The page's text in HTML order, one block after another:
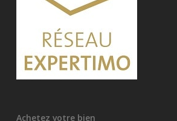
Achetez votre bien